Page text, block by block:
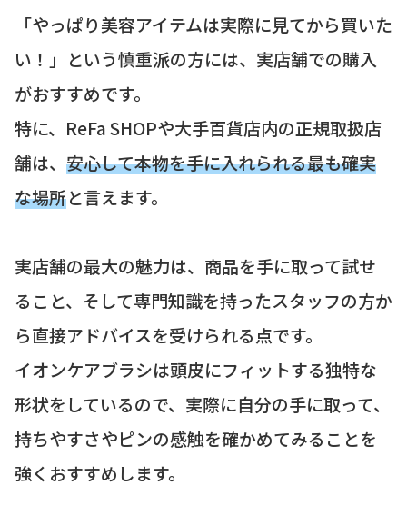
「やっぱり美容アイテムは実際に見てから買いた
い！」という慎重派の方には、実店舗での購入
がおすすめです。
特に、ReFa SHOPや大手百貨店内の正規取扱店
舗は、 安心して本物を手に入れられる最も確実
な場所と言えます。
実店舗の最大の魅力は、商品を手に取って試せ
ること、そして専門知識を持ったスタッフの方か
ら直接アドバイスを受けられる点です。
イオンケアブラシは頭皮にフィットする独特な
形状をしているので、実際に自分の手に取って、
持ちやすさやピンの感触を確かめてみることを
強くおすすめします。